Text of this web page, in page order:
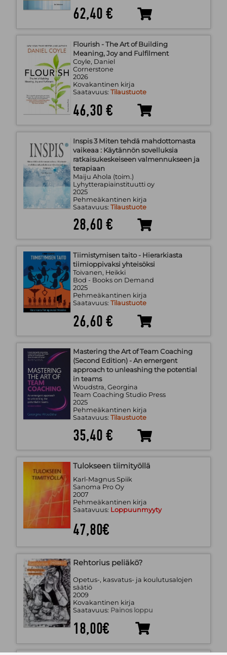
62,40 €
Flourish - The Art of Building
Meaning, Joy and Fulfilment
Coyle, Daniel
Cornerstone
2026
Kovakantinen kirja
Saatavuus: Tilaustuote
46,30 €
Inspis 3 Miten tehdä mahdottomasta
vaikeaa : Käytännön sovelluksia
ratkaisukeskeiseen valmennukseen ja
terapiaan
Maiju Ahola (toim.)
Lyhytterapiainstituutti oy
2025
Pehmeäkantinen kirja
Saatavuus: Tilaustuote
28,60 €
Tiimistymisen taito - Hierarkiasta
tiimioppivaksi yhteisöksi
Toivanen, Heikki
Bod - Books on Demand
2025
Pehmeäkantinen kirja
Saatavuus: Tilaustuote
26,60 €
Mastering the Art of Team Coaching
(Second Edition) - An emergent
approach to unleashing the potential
in teams
Woudstra, Georgina
Team Coaching Studio Press
2025
Pehmeäkantinen kirja
Saatavuus: Tilaustuote
35,40 €
Tulokseen tiimityöllä
Karl-Magnus Spiik
Sanoma Pro Oy
2007
Pehmeäkantinen kirja
Saatavuus: Loppuunmyyty
47,80€
Rehtorius peliäkö?
Opetus-, kasvatus- ja koulutusalojen
säätiö
2009
Kovakantinen kirja
Saatavuus: Painos loppu
18,00€